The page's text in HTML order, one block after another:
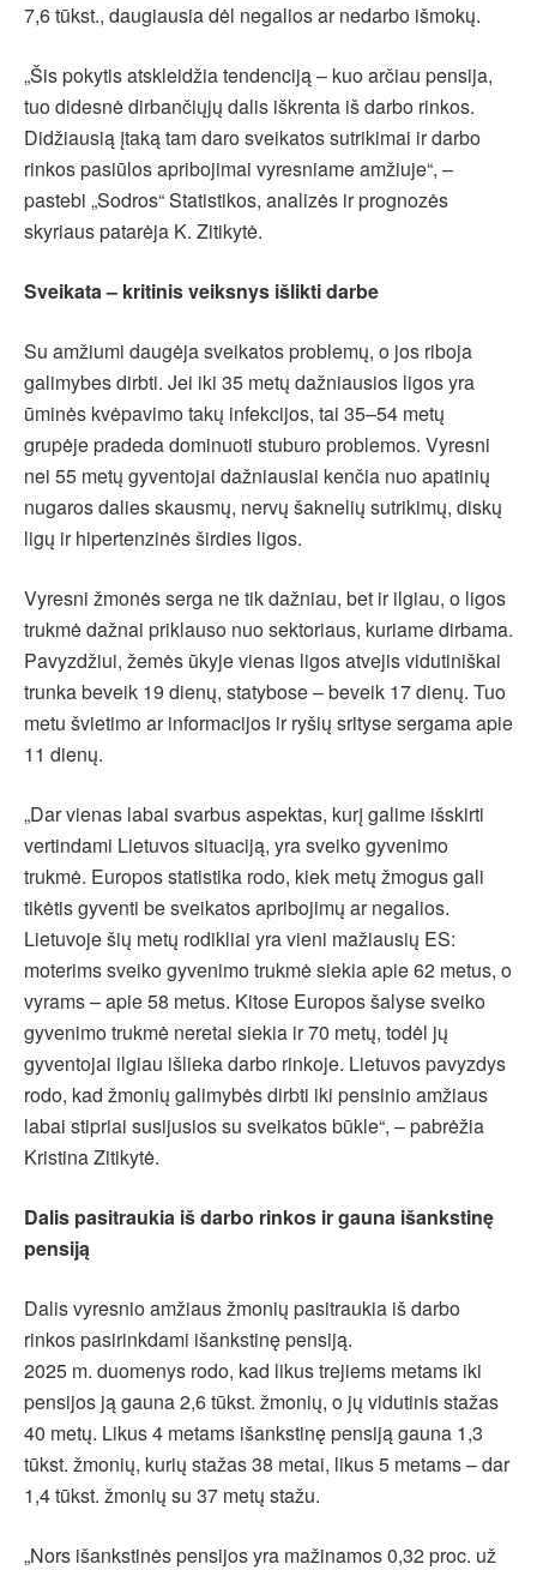
7,6 tūkst., daugiausia dėl negalios ar nedarbo išmokų.
„Šis pokytis atskleidžia tendenciją – kuo arčiau pensija,
tuo didesnė dirbančiųjų dalis iškrenta iš darbo rinkos.
Didžiausią įtaką tam daro sveikatos sutrikimai ir darbo
rinkos pasiūlos apribojimai vyresniame amžiuje“, –
pastebi „Sodros“ Statistikos, analizės ir prognozės
skyriaus patarėja K. Zitikytė.
Sveikata – kritinis veiksnys išlikti darbe
Su amžiumi daugėja sveikatos problemų, o jos riboja
galimybes dirbti. Jei iki 35 metų dažniausios ligos yra
ūminės kvėpavimo takų infekcijos, tai 35–54 metų
grupėje pradeda dominuoti stuburo problemos. Vyresni
nei 55 metų gyventojai dažniausiai kenčia nuo apatinių
nugaros dalies skausmų, nervų šaknelių sutrikimų, diskų
ligų ir hipertenzinės širdies ligos.
Vyresni žmonės serga ne tik dažniau, bet ir ilgiau, o ligos
trukmė dažnai priklauso nuo sektoriaus, kuriame dirbama.
Pavyzdžiui, žemės ūkyje vienas ligos atvejis vidutiniškai
trunka beveik 19 dienų, statybose – beveik 17 dienų. Tuo
metu švietimo ar informacijos ir ryšių srityse sergama apie
11 dienų.
„Dar vienas labai svarbus aspektas, kurį galime išskirti
vertindami Lietuvos situaciją, yra sveiko gyvenimo
trukmė. Europos statistika rodo, kiek metų žmogus gali
tikėtis gyventi be sveikatos apribojimų ar negalios.
Lietuvoje šių metų rodikliai yra vieni mažiausių ES:
moterims sveiko gyvenimo trukmė siekia apie 62 metus, o
vyrams – apie 58 metus. Kitose Europos šalyse sveiko
gyvenimo trukmė neretai siekia ir 70 metų, todėl jų
gyventojai ilgiau išlieka darbo rinkoje. Lietuvos pavyzdys
rodo, kad žmonių galimybės dirbti iki pensinio amžiaus
labai stipriai susijusios su sveikatos būkle“, – pabrėžia
Kristina Zitikytė.
Dalis pasitraukia iš darbo rinkos ir gauna išankstinę
pensiją
Dalis vyresnio amžiaus žmonių pasitraukia iš darbo
rinkos pasirinkdami išankstinę pensiją.
2025 m. duomenys rodo, kad likus trejiems metams iki
pensijos ją gauna 2,6 tūkst. žmonių, o jų vidutinis stažas
40 metų. Likus 4 metams išankstinę pensiją gauna 1,3
tūkst. žmonių, kurių stažas 38 metai, likus 5 metams – dar
1,4 tūkst. žmonių su 37 metų stažu.
„Nors išankstinės pensijos yra mažinamos 0,32 proc. už